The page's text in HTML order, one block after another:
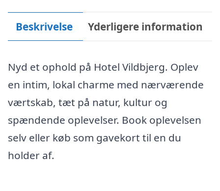
Beskrivelse Yderligere information
Nyd et ophold på Hotel Vildbjerg. Oplev
en intim, lokal charme med nærværende
værtskab, tæt på natur, kultur og
spændende oplevelser. Book oplevelsen
selv eller køb som gavekort til en du
holder af.